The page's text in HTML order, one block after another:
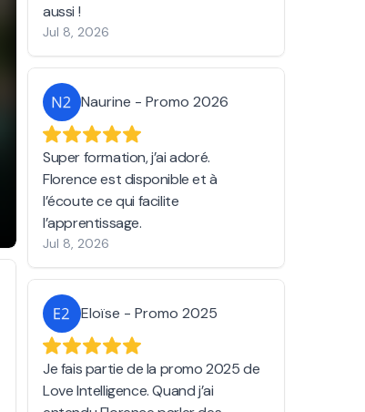
aussi !
Jul 8, 2026
Naurine - Promo 2026
Super formation, j’ai adoré.
Florence est disponible et à
l’écoute ce qui facilite
l’apprentissage.
Jul 8, 2026
Eloïse - Promo 2025
Je fais partie de la promo 2025 de
Love Intelligence. Quand j’ai